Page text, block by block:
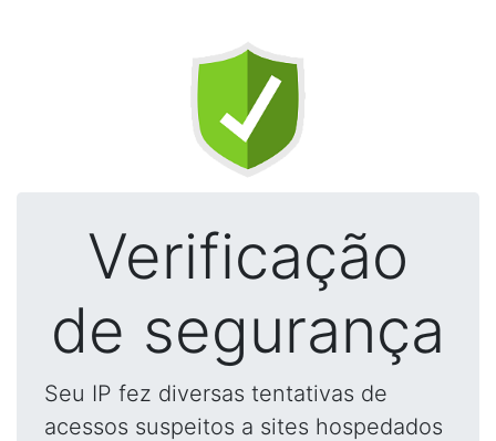
Verificação
de segurança
Seu IP fez diversas tentativas de
acessos suspeitos a sites hospedados